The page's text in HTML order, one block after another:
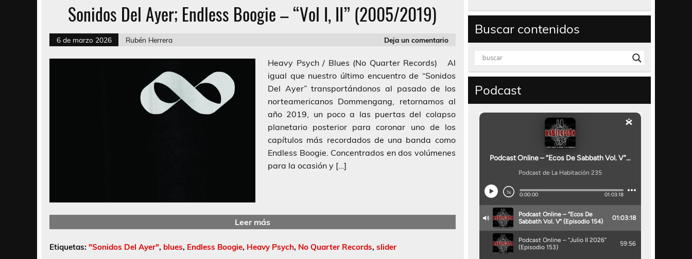
Sonidos Del Ayer; Endless Boogie – “Vol I, II” (2005/2019)
6 de marzo 2026 Rubén Herrera Deja un comentario
Heavy Psych / Blues (No Quarter Records) Al
igual que nuestro último encuentro de “Sonidos
Del Ayer” transportándonos al pasado de los
norteamericanos Dommengang, retornamos al
año 2019, un poco a las puertas del colapso
planetario posterior para coronar uno de los
capítulos más recordados de una banda como
Endless Boogie. Concentrados en dos volúmenes
para la ocasión y […]
Leer más
Etiquetas: "Sonidos Del Ayer", blues, Endless Boogie, Heavy Psych, No Quarter Records, slider
Buscar contenidos
Podcast